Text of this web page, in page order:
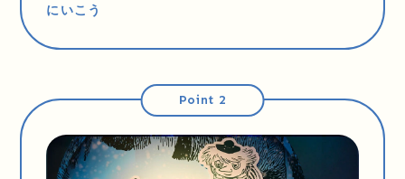
にいこう
Point 2